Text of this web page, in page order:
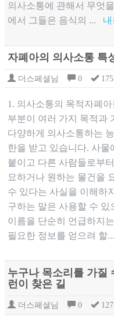
의사소통에 관해서 무엇
에서 그들은 음식의 ... 내
자폐아의 의사소통 특
더스페셜님 0
1. 의사소통의 목적자폐아
부분이 여러 가지 목적과
다양하게 의사소통하는
한을 받고 있습니다. 사물
붙이고 다른 사람들로부
요하거나 원하는 물건을
수 있다는 사실을 이해하
구하는 말은 사용할 수 있
이름을 단순히 언급하지
필요한 정보를 얻으려 할
누구나 목소리를 가질
런이 찾은 길
더스페셜님 0